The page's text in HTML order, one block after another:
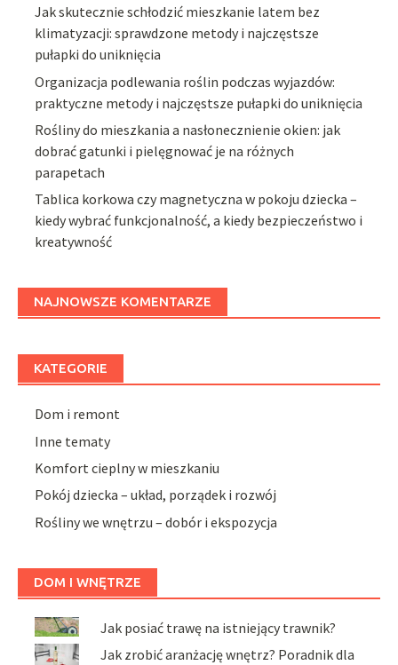
Jak skutecznie schłodzić mieszkanie latem bez
klimatyzacji: sprawdzone metody i najczęstsze
pułapki do uniknięcia
Organizacja podlewania roślin podczas wyjazdów:
praktyczne metody i najczęstsze pułapki do uniknięcia
Rośliny do mieszkania a nasłonecznienie okien: jak
dobrać gatunki i pielęgnować je na różnych
parapetach
Tablica korkowa czy magnetyczna w pokoju dziecka –
kiedy wybrać funkcjonalność, a kiedy bezpieczeństwo i
kreatywność
NAJNOWSZE KOMENTARZE
KATEGORIE
Dom i remont
Inne tematy
Komfort cieplny w mieszkaniu
Pokój dziecka – układ, porządek i rozwój
Rośliny we wnętrzu – dobór i ekspozycja
DOM I WNĘTRZE
Jak posiać trawę na istniejący trawnik?
Jak zrobić aranżację wnętrz? Poradnik dla